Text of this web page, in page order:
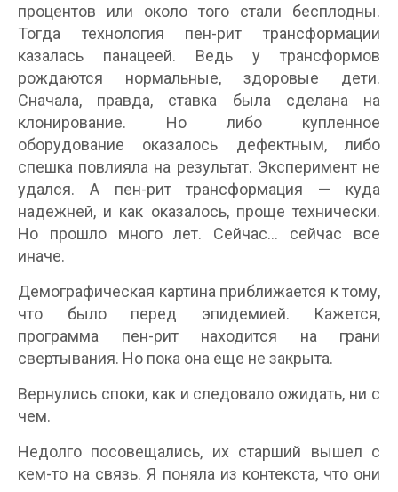
процентов или около того стали бесплодны.
Тогда технология пен-рит трансформации
казалась панацеей. Ведь у трансформов
рождаются нормальные, здоровые дети.
Сначала, правда, ставка была сделана на
клонирование. Но либо купленное
оборудование оказалось дефектным, либо
спешка повлияла на результат. Эксперимент не
удался. А пен-рит трансформация — куда
надежней, и как оказалось, проще технически.
Но прошло много лет. Сейчас… сейчас все
иначе.
Демографическая картина приближается к тому,
что было перед эпидемией. Кажется,
программа пен-рит находится на грани
свертывания. Но пока она еще не закрыта.
Вернулись споки, как и следовало ожидать, ни с
чем.
Недолго посовещались, их старший вышел с
кем-то на связь. Я поняла из контекста, что они